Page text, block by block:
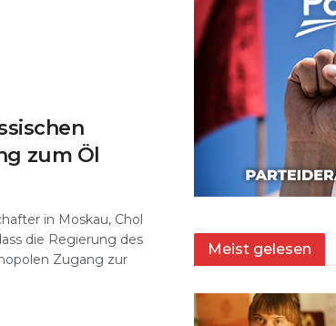
zum Öl
in Moskau, Chol
die Regierung des
Zugang zur
Meist gelesen